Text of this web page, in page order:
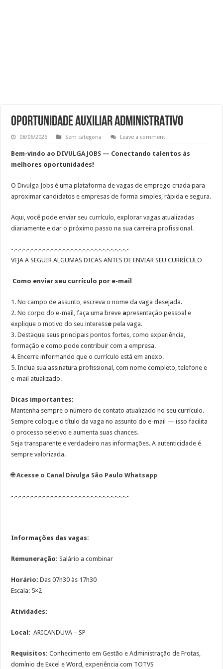
OPORTUNIDADE AUXILIAR ADMINISTRATIVO
08/06/2026 Sem categoria Leave a comment
Bem-vindo ao DIVULGA JOBS — Conectando talentos às
melhores oportunidades!
ODivulga Jobs é uma plataforma de vagas de emprego criada para
aproximar candidatos e empresas de forma simples, rápida e segura.
Aqui, você podeenviar seu currículo, explorar vagas atualizadas
diariamente edar o próximo passo na sua carreira profissional .
-.-.-.-.-.-.-.-.-.-.-.-.-.-.-.-.-.-.-.-.-.-.-.-.-.-.-.-.-.-
VEJA A SEGUIR ALGUMAS DICAS ANTES DE ENVIAR SEU CURRÍCULO
Como enviar seu currículo por e-mail
1. No campo de assunto, escreva o nome da vaga desejada.
2. No corpo do e-mail, faça uma breve apresentação pessoal e
explique o motivo do seu interesse pela vaga.
3. Destaque seusprincipais pontos fortes, como experiência,
formação e como pode contribuir com a empresa.
4. Encerre informando que ocurrículo está em anexo.
5. Inclua sua assinatura profissional , com nome completo, telefone e
e-mail atualizado.
Dicas importantes:
Mantenha sempre o número de contato atualizado no seu currículo.
Sempre coloque o título da vaga no assunto do e-mail — isso facilita
o processo seletivo e aumenta suas chances.
Seja transparente e verdadeiro nas informações. A autenticidade é
sempre valorizada.
🌐Acesse o Canal Divulga São Paulo Whatsapp
-.-.-.-.-.-.-.-.-.-.-.-.-.-.-.-.-.-.-.-.-.-.-.-.-.-.-.-.-.-
Informações das vagas:
Remuneração:Salário a combinar
Horário:Das 07h30 às 17h30
Escala: 5×2
Atividades:
Local:ARICANDUVA – SP
Requisitos:Conhecimento em Gestão e Administração de Frotas,
domínio de Excel e Word, experiência com TOTVS